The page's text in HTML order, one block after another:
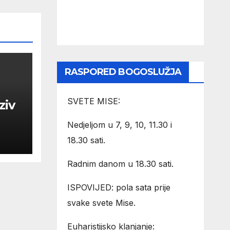
RASPORED BOGOSLUŽJA
SVETE MISE:
Nedjeljom u 7, 9, 10, 11.30 i
18.30 sati.
Radnim danom u 18.30 sati.
ISPOVIJED: pola sata prije
svake svete Mise.
Euharistijsko klanjanje: